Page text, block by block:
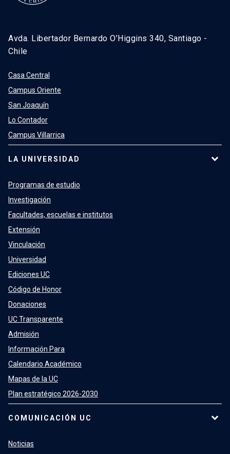
Avda. Libertador Bernardo O’Higgins 340, Santiago -
Chile
Casa Central
Campus Oriente
San Joaquín
Lo Contador
Campus Villarrica
LA UNIVERSIDAD
Programas de estudio
Investigación
Facultades, escuelas e institutos
Extensión
Vinculación
Universidad
Ediciones UC
Código de Honor
Donaciones
UC Transparente
Admisión
Información Para
Calendario Académico
Mapas de la UC
Plan estratégico 2026-2030
COMUNICACIÓN UC
Noticias